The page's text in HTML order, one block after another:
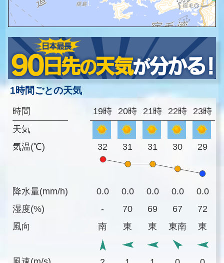
1時間ごとの天気
時間
天気
気温(℃)
降水量(mm/h)
湿度(%)
風向
19時 20時 21時 22時 23時
32 31 31 30 29
0.0 0.0 0.0 0.0
0.0
-
70 69 67
72
南
東 東 東南 東